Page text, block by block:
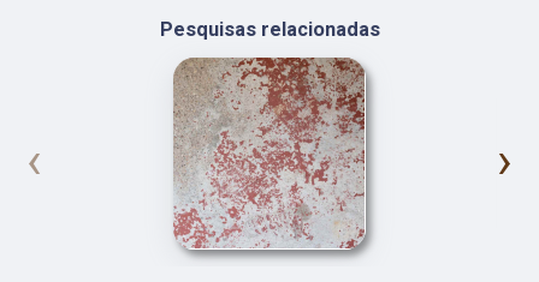
Pesquisas relacionadas
‹ ›